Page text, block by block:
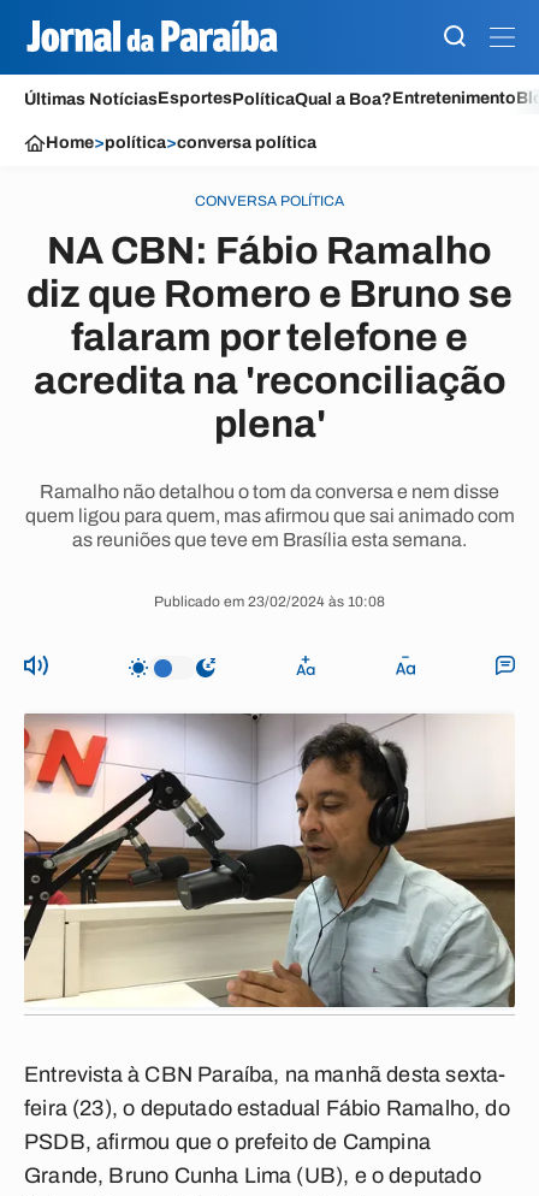
Últimas NotíciasEsportesPolíticaQual a Boa?Entretenimento
Home>política>conversa política
CONVERSA POLÍTICA
NA CBN: Fábio Ramalho
diz que Romero e Bruno se
falaram por telefone e
acredita na 'reconciliação
plena'
Ramalho não detalhou o tom da conversa e nem disse
quem ligou para quem, mas afirmou que sai animado com
as reuniões que teve em Brasília esta semana.
Publicado em 23/02/2024 às 10:08
Entrevista à CBN Paraíba, na manhã desta sexta-
feira (23), o deputado estadual Fábio Ramalho, do
PSDB, afirmou que o prefeito de Campina
Grande, Bruno Cunha Lima (UB), e o deputado